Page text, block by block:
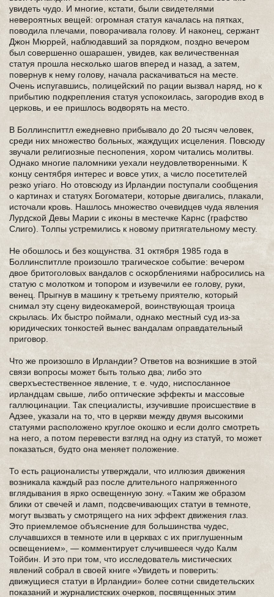
увидеть чудо. И многие, кстати, были свидетелями
невероятных вещей: огромная статуя качалась на пятках,
поводила плечами, поворачивала голову. И наконец, сержант
Джон Мюррей, наблюдавший за порядком, поздно вечером
был совершенно ошарашен, увидев, как величественная
статуя прошла несколько шагов вперед и назад, а затем,
повернув к нему голову, начала раскачиваться на месте.
Очень испугавшись, полицейский по рации вызвал наряд, но к
прибытию подкрепления статуя успокоилась, загородив вход в
церковь, и ее пришлось водворять на место.
В Боллинспиттл ежедневно прибывало до 20 тысяч человек,
среди них множество больных, жаждущих исцеления. Повсюду
звучали религиозные песнопения, хором читались молитвы.
Однако многие паломники уехали неудовлетворенными. К
концу сентября интерес и вовсе утих, а число посетителей
резко yriaro. Но отовсюду из Ирландии поступали сообщения
о картинах и статуях Богоматери, которые двигались, плакали,
источали кровь. Нашлось множество очевидцев чуда явления
Лурдской Девы Марии с иконы в местечке Карнс (графство
Слиго). Толпы устремились к новому притягательному месту.
Не обошлось и без кощунства. 31 октября 1985 года в
Боллинспитлле произошло трагическое событие: вечером
двое бритоголовых вандалов с оскорблениями набросились на
статую с молотком и топором и изувечили ее голову, руки,
венец. Прыгнув в машину к третьему приятелю, который
снимал эту сцену видеокамерой, воинствующая троица
скрылась. Их быстро поймали, однако местный суд из-за
юридических тонкостей вынес вандалам оправдательный
приговор.
Что же произошло в Ирландии? Ответов на возникшие в этой
связи вопросы может быть только два; либо это
сверхъестественное явление, т. е. чудо, ниспосланное
ирландцам свыше, либо оптические эффекты и массовые
галлюцинации. Так специалисты, изучившие происшествие в
Адзее, указали на то, что в церкви между двумя высокими
статуями расположено круглое окошко и если долго смотреть
на него, а потом перевести взгляд на одну из статуй, то может
показаться, будто она меняет положение.
То есть рационалисты утверждали, что иллюзия движения
возникала каждый раз после длительного напряженного
вглядывания в ярко освещенную зону. «Таким же образом
блики от свечей и ламп, подсвечивающих статуи в темноте,
могут вызвать у смотрящего на них эффект движения глаз.
Это приемлемое объяснение для большинства чудес,
случавшихся в темноте или в церквах с их приглушенным
освещением», — комментирует случившееся чудо Калм
Тойбин. И это при том, что исследователь мистических
явлений собрал в своей книге «Увидеть и поверить:
движущиеся статуи в Ирландии» более сотни свидетельских
показаний и журналистских очерков, посвященных этим